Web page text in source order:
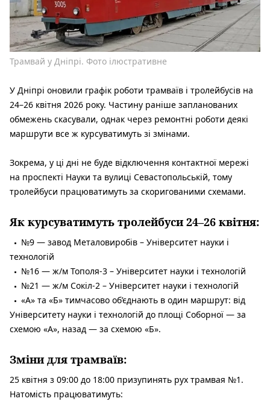
Трамвай у Дніпрі. Фото ілюстративне
У Дніпрі оновили графік роботи трамваїв і тролейбусів на
24–26 квітня 2026 року. Частину раніше запланованих
обмежень скасували, однак через ремонтні роботи деякі
маршрути все ж курсуватимуть зі змінами.
Зокрема, у ці дні не буде відключення контактної мережі
на проспекті Науки та вулиці Севастопольській, тому
тролейбуси працюватимуть за скоригованими схемами.
Як курсуватимуть тролейбуси 24–26 квітня:
№9 — завод Металовиробів – Університет науки і
технологій
№16 — ж/м Тополя-3 – Університет науки і технологій
№21 — ж/м Сокіл-2 – Університет науки і технологій
«А» та «Б» тимчасово об’єднають в один маршрут: від
Університету науки і технологій до площі Соборної — за
схемою «А», назад — за схемою «Б».
Зміни для трамваїв:
25 квітня з 09:00 до 18:00 призупинять рух трамвая №1.
Натомість працюватимуть: